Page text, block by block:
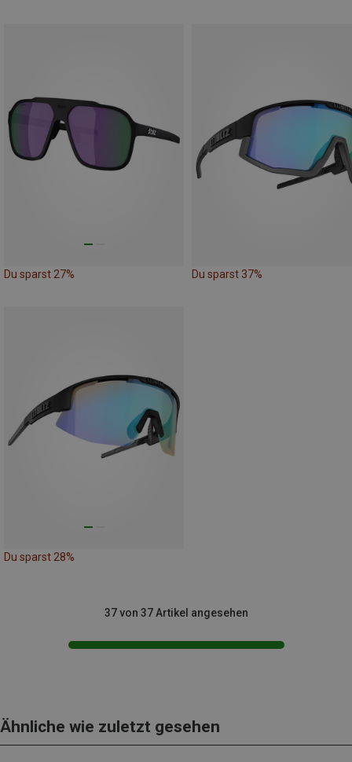
Du sparst 27% Du sparst 37%
Du sparst 28%
37 von 37 Artikel angesehen
Ähnliche wie zuletzt gesehen